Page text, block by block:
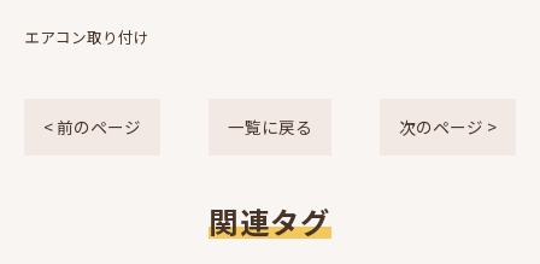
エアコン取り付け
< 前のページ 一覧に戻る 次のページ >
関連タグ